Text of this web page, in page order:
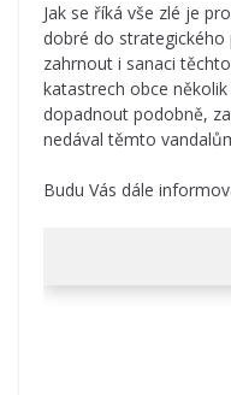
Jak se říká vše zlé je
dobré do strategického
zahrnout i sanaci
katastrech obce
dopadnout podobně,
nedával těmto
Budu Vás dále